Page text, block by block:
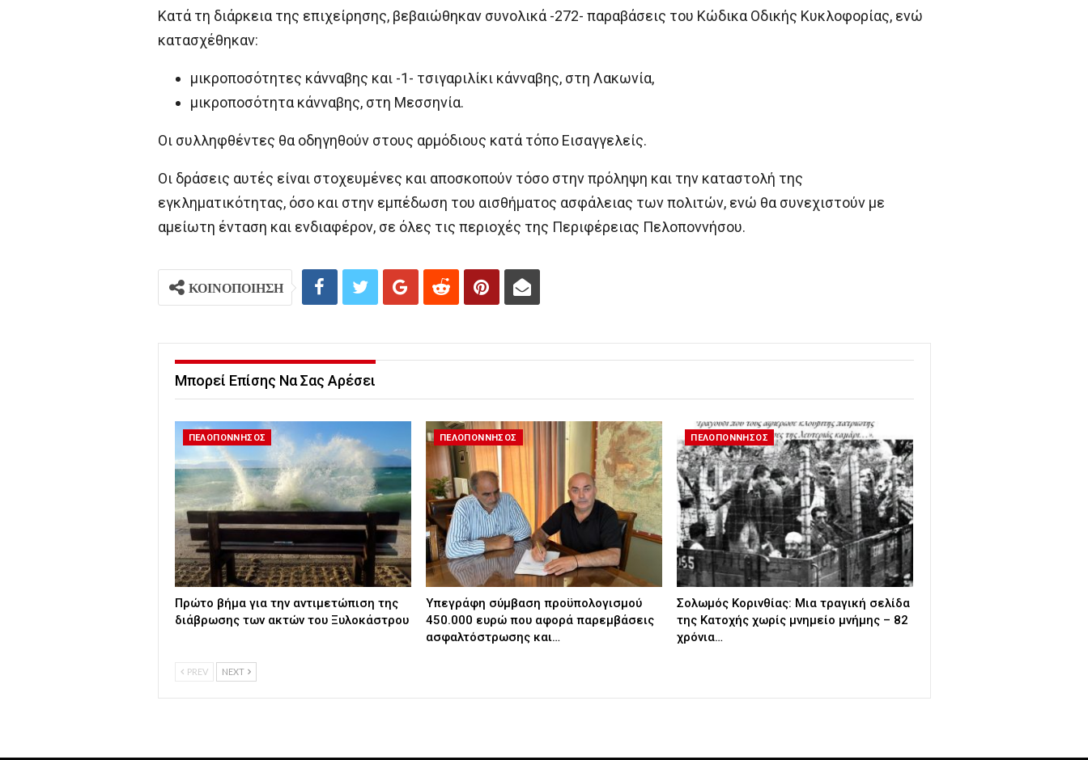
Κατά τη διάρκεια της επιχείρησης, βεβαιώθηκαν συνολικά -272- παραβάσεις του Κώδικα Οδικής Κυκλοφορίας, ενώ
κατασχέθηκαν:
μικροποσότητες κάνναβης και -1- τσιγαριλίκι κάνναβης, στη Λακωνία,
μικροποσότητα κάνναβης, στη Μεσσηνία.
Οι συλληφθέντες θα οδηγηθούν στους αρμόδιους κατά τόπο Εισαγγελείς.
Οι δράσεις αυτές είναι στοχευμένες και αποσκοπούν τόσο στην πρόληψη και την καταστολή της
εγκληματικότητας, όσο και στην εμπέδωση του αισθήματος ασφάλειας των πολιτών, ενώ θα συνεχιστούν με
αμείωτη ένταση και ενδιαφέρον, σε όλες τις περιοχές της Περιφέρειας Πελοποννήσου.
ΚΟΙΝΟΠΟΙΗΣΗ
Μπορεί Επίσης Να Σας Αρέσει
ΠΕΛΟΠΟΝΝΗΣΟΣ
Πρώτο βήμα για την αντιμετώπιση της
διάβρωσης των ακτών του Ξυλοκάστρου
ΠΕΛΟΠΟΝΝΗΣΟΣ
Υπεγράφη σύμβαση προϋπολογισμού
450.000 ευρώ που αφορά παρεμβάσεις
ασφαλτόστρωσης και…
ΠΕΛΟΠΟΝΝΗΣΟΣ
Σολωμός Κορινθίας: Μια τραγική σελίδα
της Κατοχής χωρίς μνημείο μνήμης – 82
χρόνια…
PREV NEXT